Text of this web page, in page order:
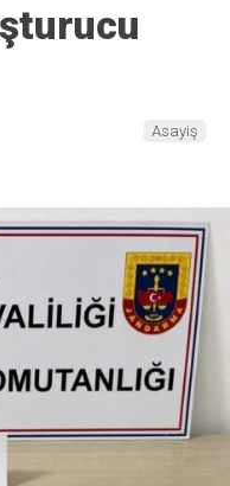
Asayiş